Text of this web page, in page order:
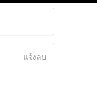
แจ้งลบ